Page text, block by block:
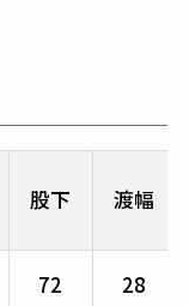
股下 渡幅
72 28